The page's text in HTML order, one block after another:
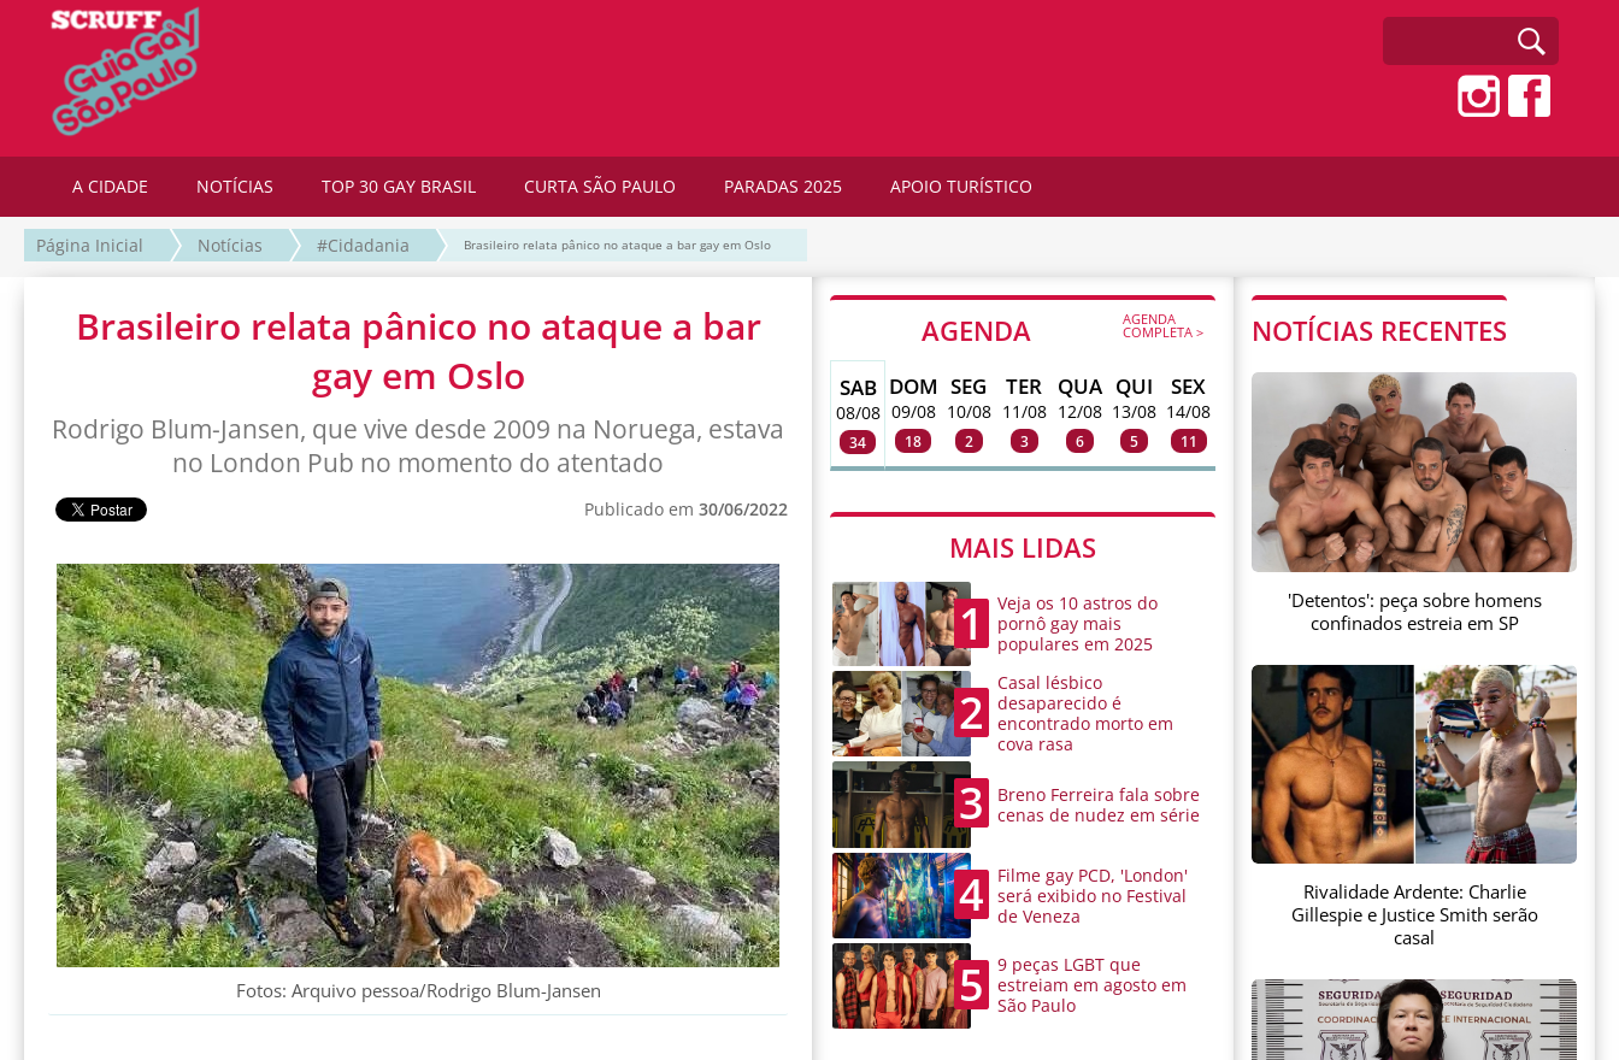
A CIDADE NOTÍCIAS TOP 30 GAY BRASIL CURTA SÃO PAULO PARADAS 2025 APOIO TURÍSTICO
Página Inicial Notícias #Cidadania Brasileiro relata pânico no ataque a bar gay em Oslo
Brasileiro relata pânico no ataque a bar
gay em Oslo
Rodrigo Blum-Jansen, que vive desde 2009 na Noruega, estava
no London Pub no momento do atentado
Publicado em 30/06/2022
Fotos: Arquivo pessoa/Rodrigo Blum-Jansen
AGENDA AGENDA
COMPLETA >
SAB
08/08
34
DOM
09/08
18
SEG
10/08
2
TER
11/08
3
QUA
12/08
6
QUI
13/08
5
SEX
14/08
11
MAIS LIDAS
1
Veja os 10 astros do
pornô gay mais
populares em 2025
2
Casal lésbico
desaparecido é
encontrado morto em
cova rasa
3
Breno Ferreira fala sobre
cenas de nudez em série
4
Filme gay PCD, 'London'
será exibido no Festival
de Veneza
5
9 peças LGBT que
estreiam em agosto em
São Paulo
NOTÍCIAS RECENTES
'Detentos': peça sobre homens
confinados estreia em SP
Rivalidade Ardente: Charlie
Gillespie e Justice Smith serão
casal